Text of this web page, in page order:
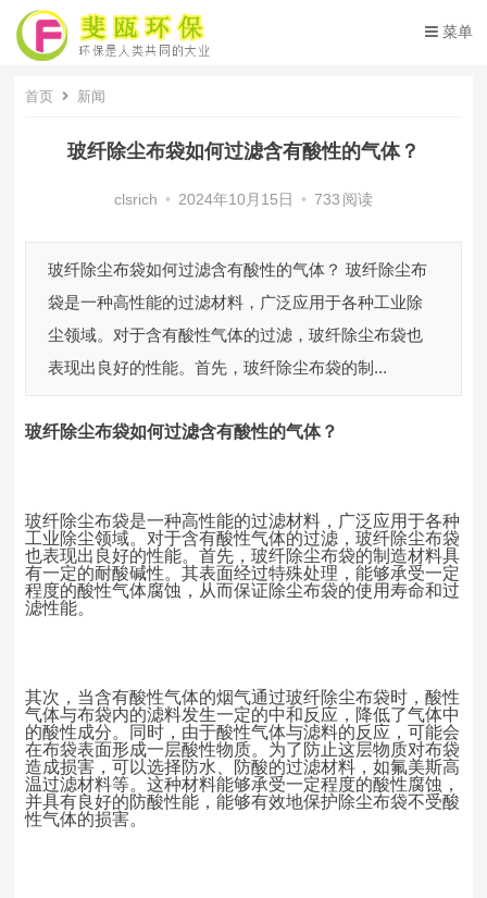
菜单
首页 新闻
玻纤除尘布袋如何过滤含有酸性的气体？
clsrich • 2024年10月15日 • 733 阅读
玻纤除尘布袋如何过滤含有酸性的气体？ 玻纤除尘布
袋是一种高性能的过滤材料，广泛应用于各种工业除
尘领域。对于含有酸性气体的过滤，玻纤除尘布袋也
表现出良好的性能。首先，玻纤除尘布袋的制...
玻纤除尘布袋如何过滤含有酸性的气体？
玻纤除尘布袋是一种高性能的过滤材料，广泛应用于各种
工业除尘领域。对于含有酸性气体的过滤，玻纤除尘布袋
也表现出良好的性能。首先，玻纤除尘布袋的制造材料具
有一定的耐酸碱性。其表面经过特殊处理，能够承受一定
程度的酸性气体腐蚀，从而保证除尘布袋的使用寿命和过
滤性能。
其次，当含有酸性气体的烟气通过玻纤除尘布袋时，酸性
气体与布袋内的滤料发生一定的中和反应，降低了气体中
的酸性成分。同时，由于酸性气体与滤料的反应，可能会
在布袋表面形成一层酸性物质。为了防止这层物质对布袋
造成损害，可以选择防水、防酸的过滤材料，如氟美斯高
温过滤材料等。这种材料能够承受一定程度的酸性腐蚀，
并具有良好的防酸性能，能够有效地保护除尘布袋不受酸
性气体的损害。